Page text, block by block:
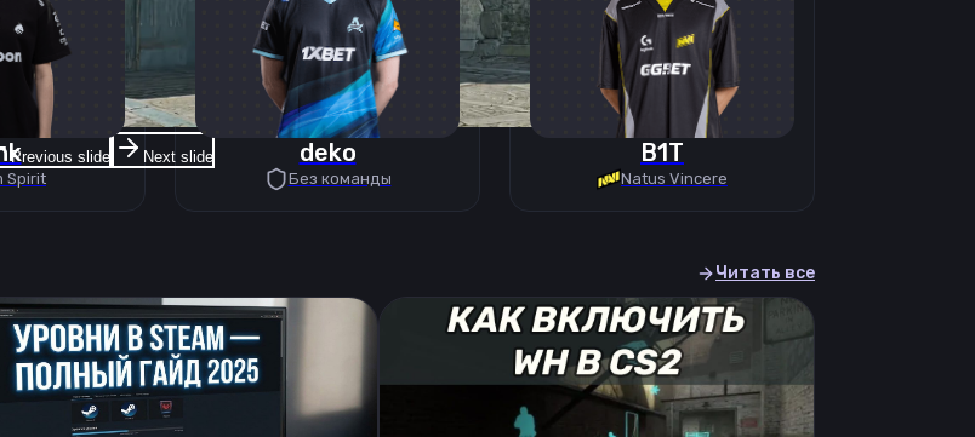
Previous slide Next slide
Spirit
deko
Без команды
B1T
Natus Vincere
Читать все